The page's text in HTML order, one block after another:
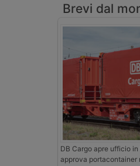
Brevi dal
DB Cargo apre ufficio
approva portacontainer